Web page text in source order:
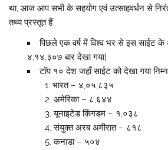
था, आज आप सभी के सहयोग एवं उत्साहवर्धन से
तथ्य प्रस्तूत हैं:
पिछले एक वर्ष में विश्व भर से इस साईट
४,१४,३०७ बार देखा गया|
टॉप १० देश जहाँ साईट को देखा गया
भारत – ४,०५,८३५
अमेरिका – ८,६४४
यूनाइटेड किंगडम – १,०३८
संयुक्त अरब अमीरात – ८१८
कनाडा – ५०४